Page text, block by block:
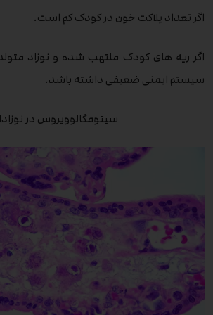
اگر تعداد پلاکت خون در کودک کم است.
اگر ریه های کودک ملتهب شده و نوزاد
سیستم ایمنی ضعیفی داشته باشد.
سیتومگالوویروس در